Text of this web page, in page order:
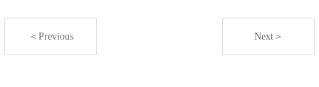
＜Previous Next＞